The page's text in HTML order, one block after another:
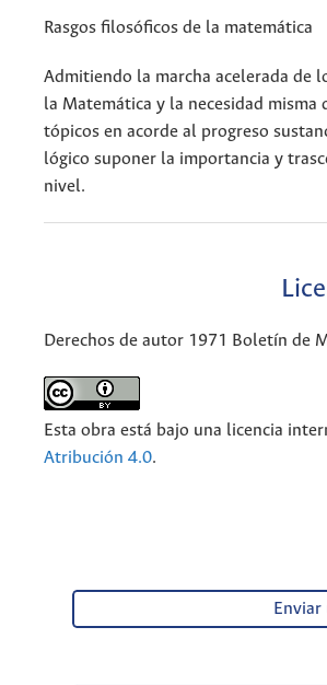
Rasgos filosóficos de la matemática
Admitiendo la marcha acelerada de
la Matemática y la necesidad
tópicos en acorde al progreso
lógico suponer la importancia y
nivel.
Derechos de autor 1971 Boletín de
Esta obra está bajo una licencia
Atribución 4.0.